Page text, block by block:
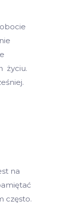
życiu.
na
często.